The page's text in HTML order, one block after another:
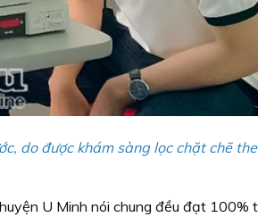
do được khám sàng lọc chặt chẽ
U Minh nói chung đều đạt 100%